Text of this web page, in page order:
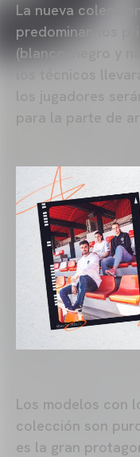
La nueva
predominan los
(blanco, negro y
Los modelos con
colección son
es la gran